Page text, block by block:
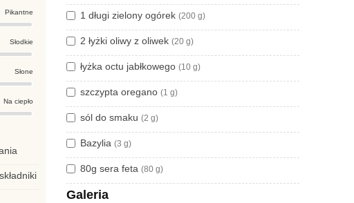
Pikantne
Słodkie
Słone
Na ciepło
1 długi zielony ogórek (200 g)
2 łyżki oliwy z oliwek (20 g)
łyżka octu jabłkowego (10 g)
szczypta oregano (1 g)
sól do smaku (2 g)
Bazylia (3 g)
80g sera feta (80 g)
Galeria